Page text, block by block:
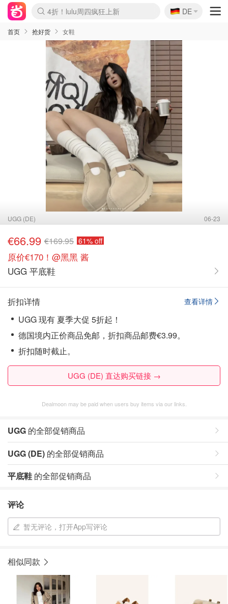
Boticinal 夏促开抢！
4折！lulu周四疯狂上新
还没结束！&OtherStories大促
Joybuy变相75折 随时失效
速领！Stanley独家85折
疑似霸哥！Camper额外叠85折
Zalando 奥莱闪促！每日更新
Moncler反季囤！5折起+叠9折
Coach Brooklyn仅€192
🇩🇪
DE
首页 抢好货 女鞋
UGG (DE) 06-23
€66.99 €169.95 61% off
原价€170！@黑黑 酱
UGG 平底鞋
查看详情
折扣详情
UGG 现有 夏季大促 5折起！
德国境内正价商品免邮，折扣商品邮费€3.99。
折扣随时截止。
UGG (DE) 直达购买链接 →
Dealmoon may be paid when users buy items via our links.
UGG 的全部促销商品
UGG (DE) 的全部促销商品
平底鞋 的全部促销商品
评论
暂无评论，打开App写评论
相似同款